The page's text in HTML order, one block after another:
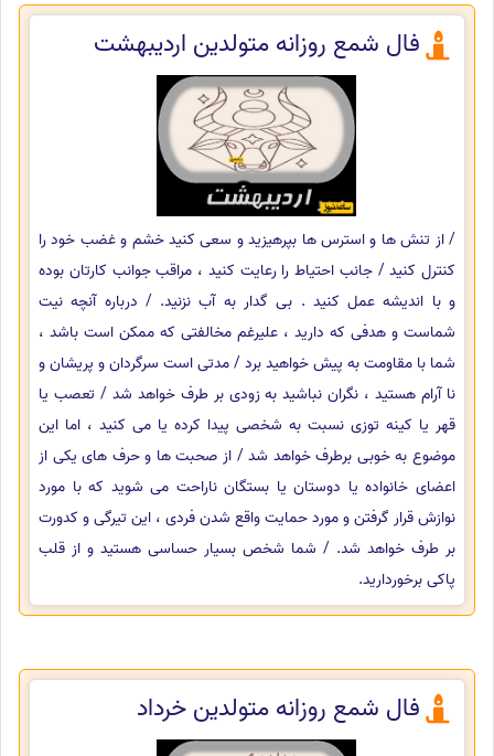
فال شمع روزانه متولدین اردیبهشت
/ از تنش ها و استرس ها بپرهیزید و سعی کنید خشم و غضب خود را
کنترل کنید / جانب احتیاط را رعایت کنید ، مراقب جوانب کارتان بوده
و با اندیشه عمل کنید . بی گدار به آب نزنید. / درباره آنچه نیت
شماست و هدفی که دارید ، علیرغم مخالفتی که ممکن است باشد ،
شما با مقاومت به پیش خواهید برد / مدتی است سرگردان و پریشان و
نا آرام هستید ، نگران نباشید به زودی بر طرف خواهد شد / تعصب یا
قهر یا کینه توزی نسبت به شخصی پیدا کرده یا می کنید ، اما این
موضوع به خوبی برطرف خواهد شد / از صحبت ها و حرف های یکی از
اعضای خانواده یا دوستان یا بستگان ناراحت می شوید که با مورد
نوازش قرار گرفتن و مورد حمایت واقع شدن فردی ، این تیرگی و کدورت
بر طرف خواهد شد. / شما شخص بسیار حساسی هستید و از قلب
پاکی برخوردارید.
فال شمع روزانه متولدین خرداد